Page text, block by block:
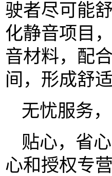
驶者尽可能
化静音项目
音材料，配
间，形成舒适
无忧服务
贴心，省
心和授权专